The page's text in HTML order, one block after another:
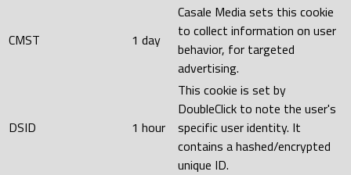
CMST 1 day
Casale Media sets this cookie
to collect information on user
behavior, for targeted
advertising.
DSID 1 hour
This cookie is set by
DoubleClick to note the user's
specific user identity. It
contains a hashed/encrypted
unique ID.